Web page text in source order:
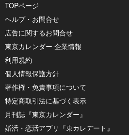
TOPページ
ヘルプ・お問合せ
広告に関するお問合せ
東京カレンダー 企業情報
利用規約
個人情報保護方針
著作権・免責事項について
特定商取引法に基づく表示
月刊誌『東京カレンダー』
婚活・恋活アプリ『東カレデート』